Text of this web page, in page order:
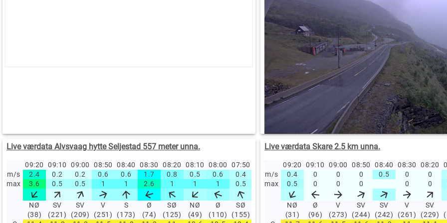
Live værdata Alvsvaag hytte Seljestad 557 meter unna.
09:20 09:10 09:00 08:50 08:40 08:30 08:20 08:10 08:00 07:50 07:3007:2007:1007:0006:0005:0004:00
m/s
2.4 0.2 0.2 0.6 0.6 1.7 0.8 0.5 0.6 0.4 0 0.8 1.8 0.2 0.5 0.3 0.4 0.8
max
3.6 0.5 0.5 1 1 2.6 1 1 1 0.5 0 1 0.5 0.6
NØ
(38)
SV
(221)
SV
(209)
V
(251)
S
(173)
Ø
(74)
SØ
(125)
NØ
(49)
Ø
(110)
SØ
(155)
Ø
(92)
NØ
(45)
SØ
(150)
SØ
(140)
S
(170) (161)
Ø
(111)
Live værdata Skare 2.5 km unna.
09:20 09:10 09:00 08:50 08:40 08:30 08:20
m/s
0.4 0 0 0 0.5 0 0
max
0.5 0 0 0 0 0
NØ
(31)
Ø
(96)
V
(273)
SV
(244)
SV
(242)
V
(261)
SV
(229)